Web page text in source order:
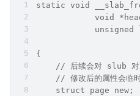
static void
void
unsigned
{
// 后续会对 slub 对
// 修改后的属性会临
    struct page new;